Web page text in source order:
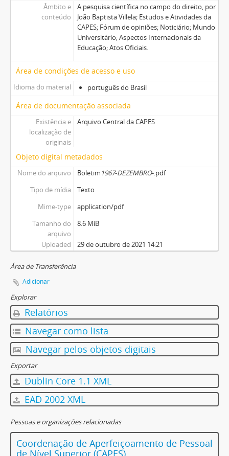
Âmbito e
conteúdo
A pesquisa científica no campo do direito, por
João Baptista Villela; Estudos e Atividades da
CAPES; Fórum de opiniões; Noticiário; Mundo
Universitário; Aspectos Internacionais da
Educação; Atos Oficiais.
Área de condições de acesso e uso
Idioma do material português do Brasil
Área de documentação associada
Existência e
localização de
originais
Arquivo Central da CAPES
Objeto digital metadados
Nome do arquivo Boletim 1967-DEZEMBRO-.pdf
Tipo de mídia
Texto
Mime-type
application/pdf
Tamanho do
arquivo
8.6 MiB
Uploaded 29 de outubro de 2021 14:21
Área de Transferência
Adicionar
Explorar
Relatórios
Navegar como lista
Navegar pelos objetos digitais
Exportar
Dublin Core 1.1 XML
EAD 2002 XML
Pessoas e organizações relacionadas
Coordenação de Aperfeiçoamento de Pessoal